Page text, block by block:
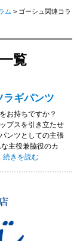
ム > ゴーシュ関連コラ
覧
ラギパンツ
お持ちですか？
プスを引き立たせ
ンツとしての主張
主役兼脇役のカ
“ゴーシュで大人気のカ
続きを読む